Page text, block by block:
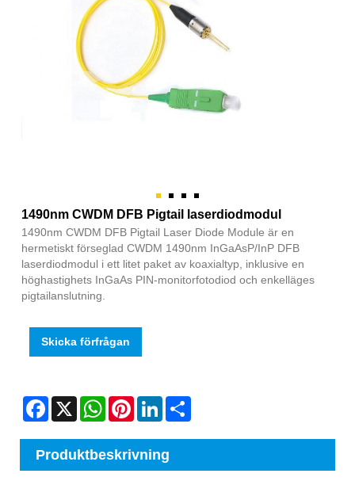
1490nm CWDM DFB Pigtail laserdiodmodul
1490nm CWDM DFB Pigtail Laser Diode Module är en
hermetiskt förseglad CWDM 1490nm InGaAsP/InP DFB
laserdiodmodul i ett litet paket av koaxialtyp, inklusive en
höghastighets InGaAs PIN-monitorfotodiod och enkelläges
pigtailanslutning.
Skicka förfrågan
Facebook
X WhatsAppPinterestLinkedIn
Produktbeskrivning